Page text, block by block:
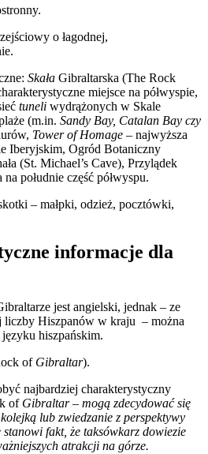
o łagodnej,
Skała Gibraltarska (The Rock
miejsce na półwyspie,
tuneli wydrążonych w Skale
(m.in. Sandy Bay, Catalan Bay czy
Tower of Homage – najwyższa
Iberyjskim, Ogród Botaniczny
(St. Michael’s Cave), Przylądek
południe część półwyspu.
– małpki, odzież, pocztówki,
informacje dla
jest angielski, jednak – ze
liczby Hiszpanów w kraju – można
hiszpańskim.
of Gibraltar).
najbardziej charakterystyczny
of Gibraltar – mogą zdecydować się
lub zwiedzanie z perspektywy
fakt, że taksówkarz dowiezie
atrakcji na górze.